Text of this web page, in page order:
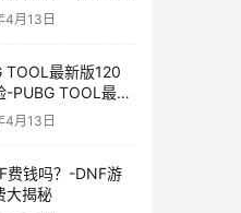
消息与更新时间表
4月13日
TOOL最新版120
-PUBG TOOL最新
游戏体验优化
4月13日
费钱吗？-DNF游
大揭秘